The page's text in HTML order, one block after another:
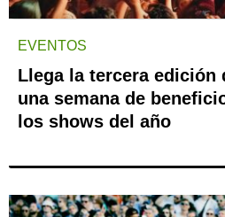
EVENTOS
Llega la tercera edición
una semana de
los shows del año